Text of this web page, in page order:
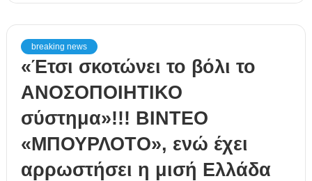
breaking news
«Έτσι σκοτώνει το βόλι το
ΑΝΟΣΟΠΟΙΗΤΙΚΟ
σύστημα»!!! ΒΙΝΤΕΟ
«ΜΠΟΥΡΛΟΤΟ», ενώ έχει
αρρωστήσει η μισή Ελλάδα